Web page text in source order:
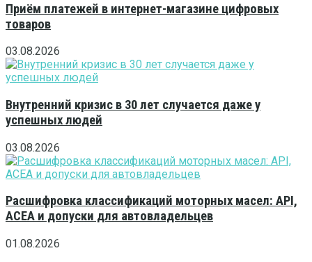
Приём платежей в интернет-магазине цифровых
товаров
03.08.2026
Внутренний кризис в 30 лет случается даже у
успешных людей
03.08.2026
Расшифровка классификаций моторных масел: API,
ACEA и допуски для автовладельцев
01.08.2026